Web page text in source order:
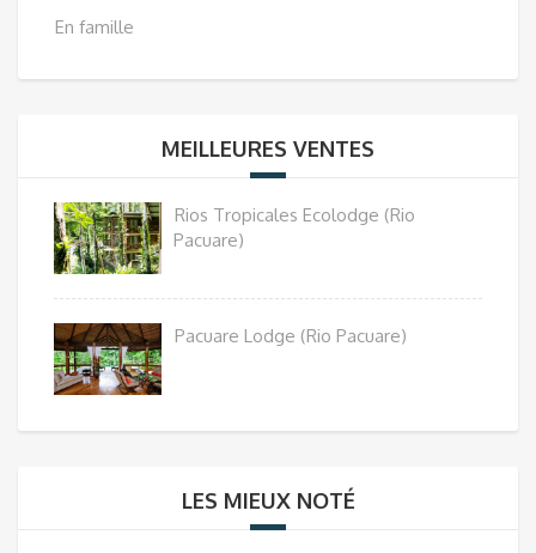
En famille
MEILLEURES VENTES
Rios Tropicales Ecolodge (Rio
Pacuare)
Pacuare Lodge (Rio Pacuare)
LES MIEUX NOTÉ